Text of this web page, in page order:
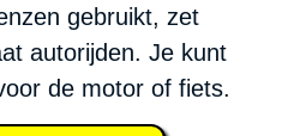
gebruikt, zet
autorijden. Je kunt
de motor of fiets.